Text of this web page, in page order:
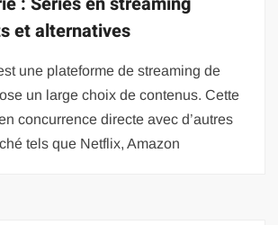
et alternatives
une plateforme de streaming de
un large choix de contenus. Cette
concurrence directe avec d’autres
tels que Netflix, Amazon